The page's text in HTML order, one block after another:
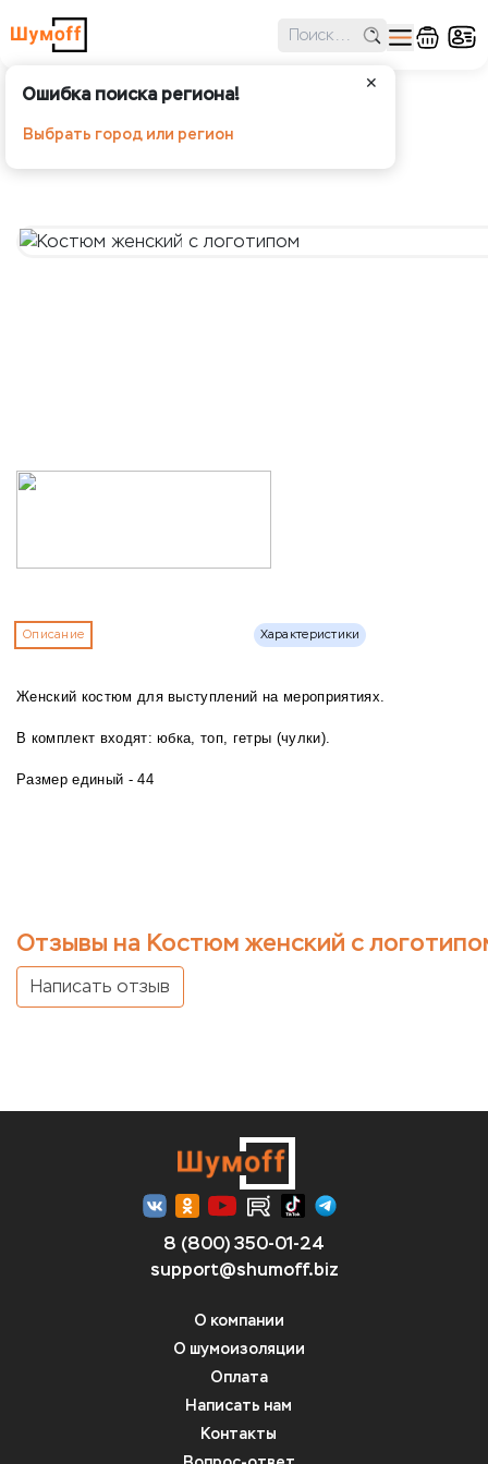
✕
Ошибка поиска региона!
Выбрать город или регион
Описание Характеристики
Женский костюм для выступлений на мероприятиях.
В комплект входят: юбка, топ, гетры (чулки).
Размер единый - 44
Отзывы на Костюм женский с
Написать отзыв
8 (800) 350-01-24
support@shumoff.biz
О компании
О шумоизоляции
Оплата
Написать нам
Контакты